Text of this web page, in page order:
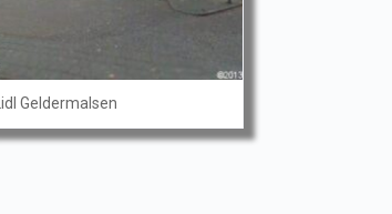
Lidl Geldermalsen